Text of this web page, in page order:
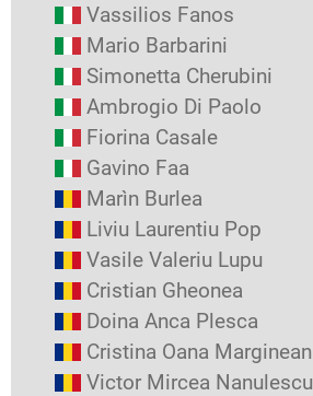
Vassilios Fanos
Mario Barbarini
Simonetta Cherubini
Ambrogio Di Paolo
Fiorina Casale
Gavino Faa
Marìn Burlea
Liviu Laurentiu Pop
Vasile Valeriu Lupu
Cristian Gheonea
Doina Anca Plesca
Cristina Oana Marginean
Victor Mircea Nanulescu